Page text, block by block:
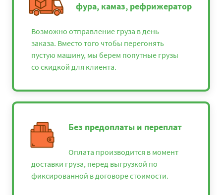
фура, камаз, рефрижератор
Возможно отправление груза в день
заказа. Вместо того чтобы перегонять
пустую машину, мы берем попутные грузы
со скидкой для клиента.
Без предоплаты и переплат
Оплата производится в момент
доставки груза, перед выгрузкой по
фиксированной в договоре стоимости.